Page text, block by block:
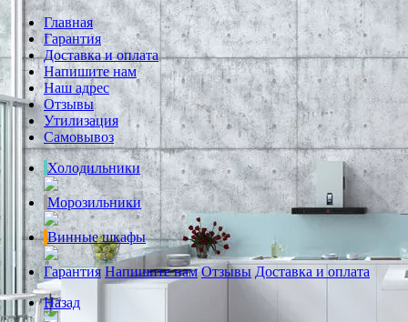
Главная
Гарантия
Доставка и оплата
Напишите нам
Наш адрес
Отзывы
Утилизация
Самовывоз
Холодильники
Морозильники
Винные шкафы
Гарантия Напишите нам Отзывы Доставка и оплата
Назад